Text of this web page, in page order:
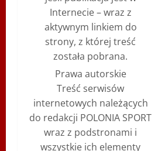
Internecie – wraz z
aktywnym linkiem do
strony, z której treść
została pobrana.
Prawa autorskie
Treść serwisów
internetowych należących
do redakcji POLONIA SPORT
wraz z podstronami i
wszystkie ich elementy